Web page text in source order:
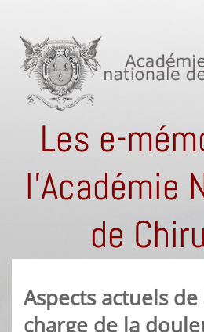
Les e-
l'Académie
de
Aspects actuels
charge de la